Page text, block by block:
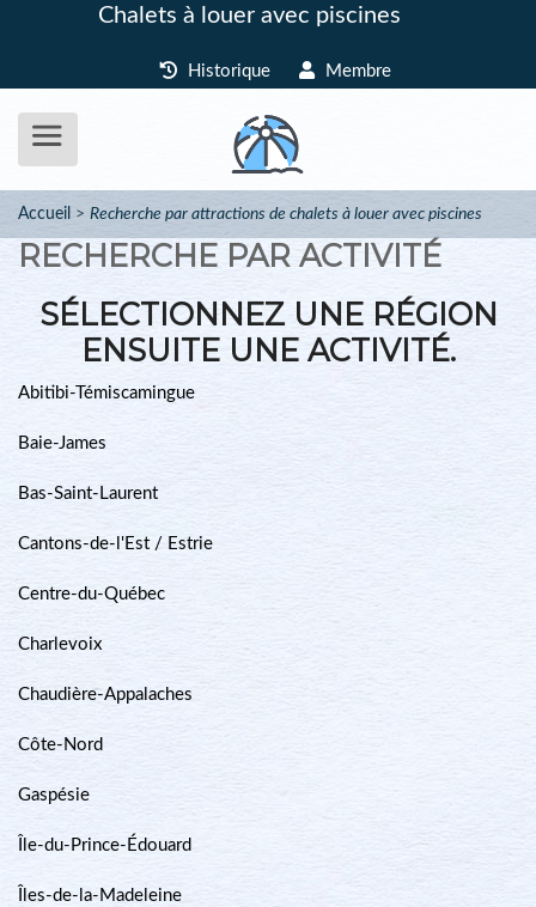
Chalets à louer avec piscines
Historique Membre
Accueil Recherche par attractions de chalets à louer avec piscines
RECHERCHE PAR ACTIVITÉ
SÉLECTIONNEZ UNE RÉGION
ENSUITE UNE ACTIVITÉ.
Abitibi-Témiscamingue
Baie-James
Bas-Saint-Laurent
Cantons-de-l'Est / Estrie
Centre-du-Québec
Charlevoix
Chaudière-Appalaches
Côte-Nord
Gaspésie
Île-du-Prince-Édouard
Îles-de-la-Madeleine